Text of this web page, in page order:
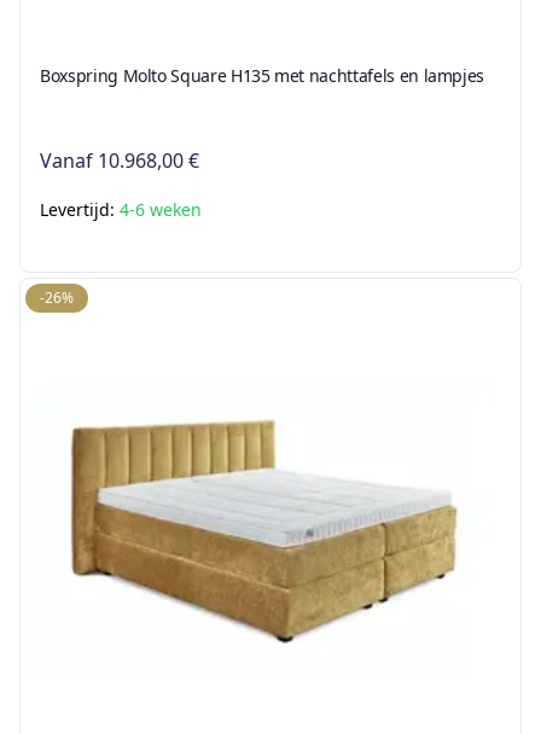
Boxspring Molto Square H135 met nachttafels en lampjes
Vanaf 10.968,00 €
Levertijd: 4-6 weken
-26%